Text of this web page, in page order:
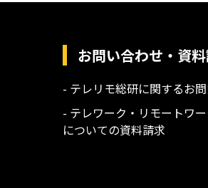
お問い合わせ・資
- テレリモ総研に関するお
- テレワーク・リモートワ
についての資料請求